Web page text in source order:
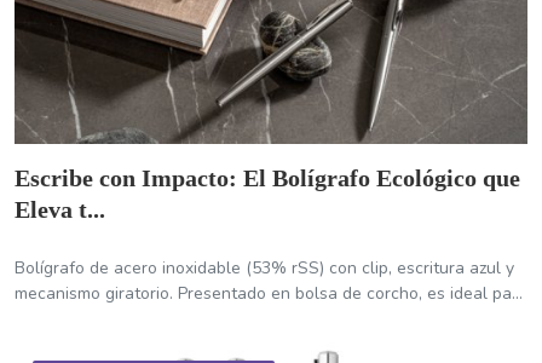
Escribe con Impacto: El Bolígrafo Ecológico que
Eleva t...
Bolígrafo de acero inoxidable (53% rSS) con clip, escritura azul y
mecanismo giratorio. Presentado en bolsa de corcho, es ideal pa...